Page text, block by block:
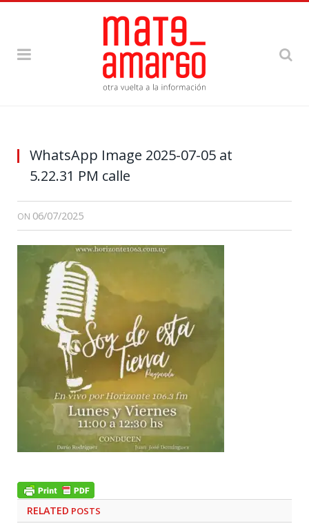
WhatsApp Image 2025-07-05 at
5.22.31 PM calle
ON 06/07/2025
RELATED POSTS